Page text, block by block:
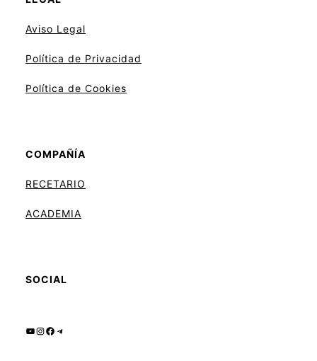
Aviso Legal
Política de Privacidad
Política de Cookies
COMPAÑÍA
RECETARIO
ACADEMIA
SOCIAL
YouTube
Instagram
Facebook
Telegram